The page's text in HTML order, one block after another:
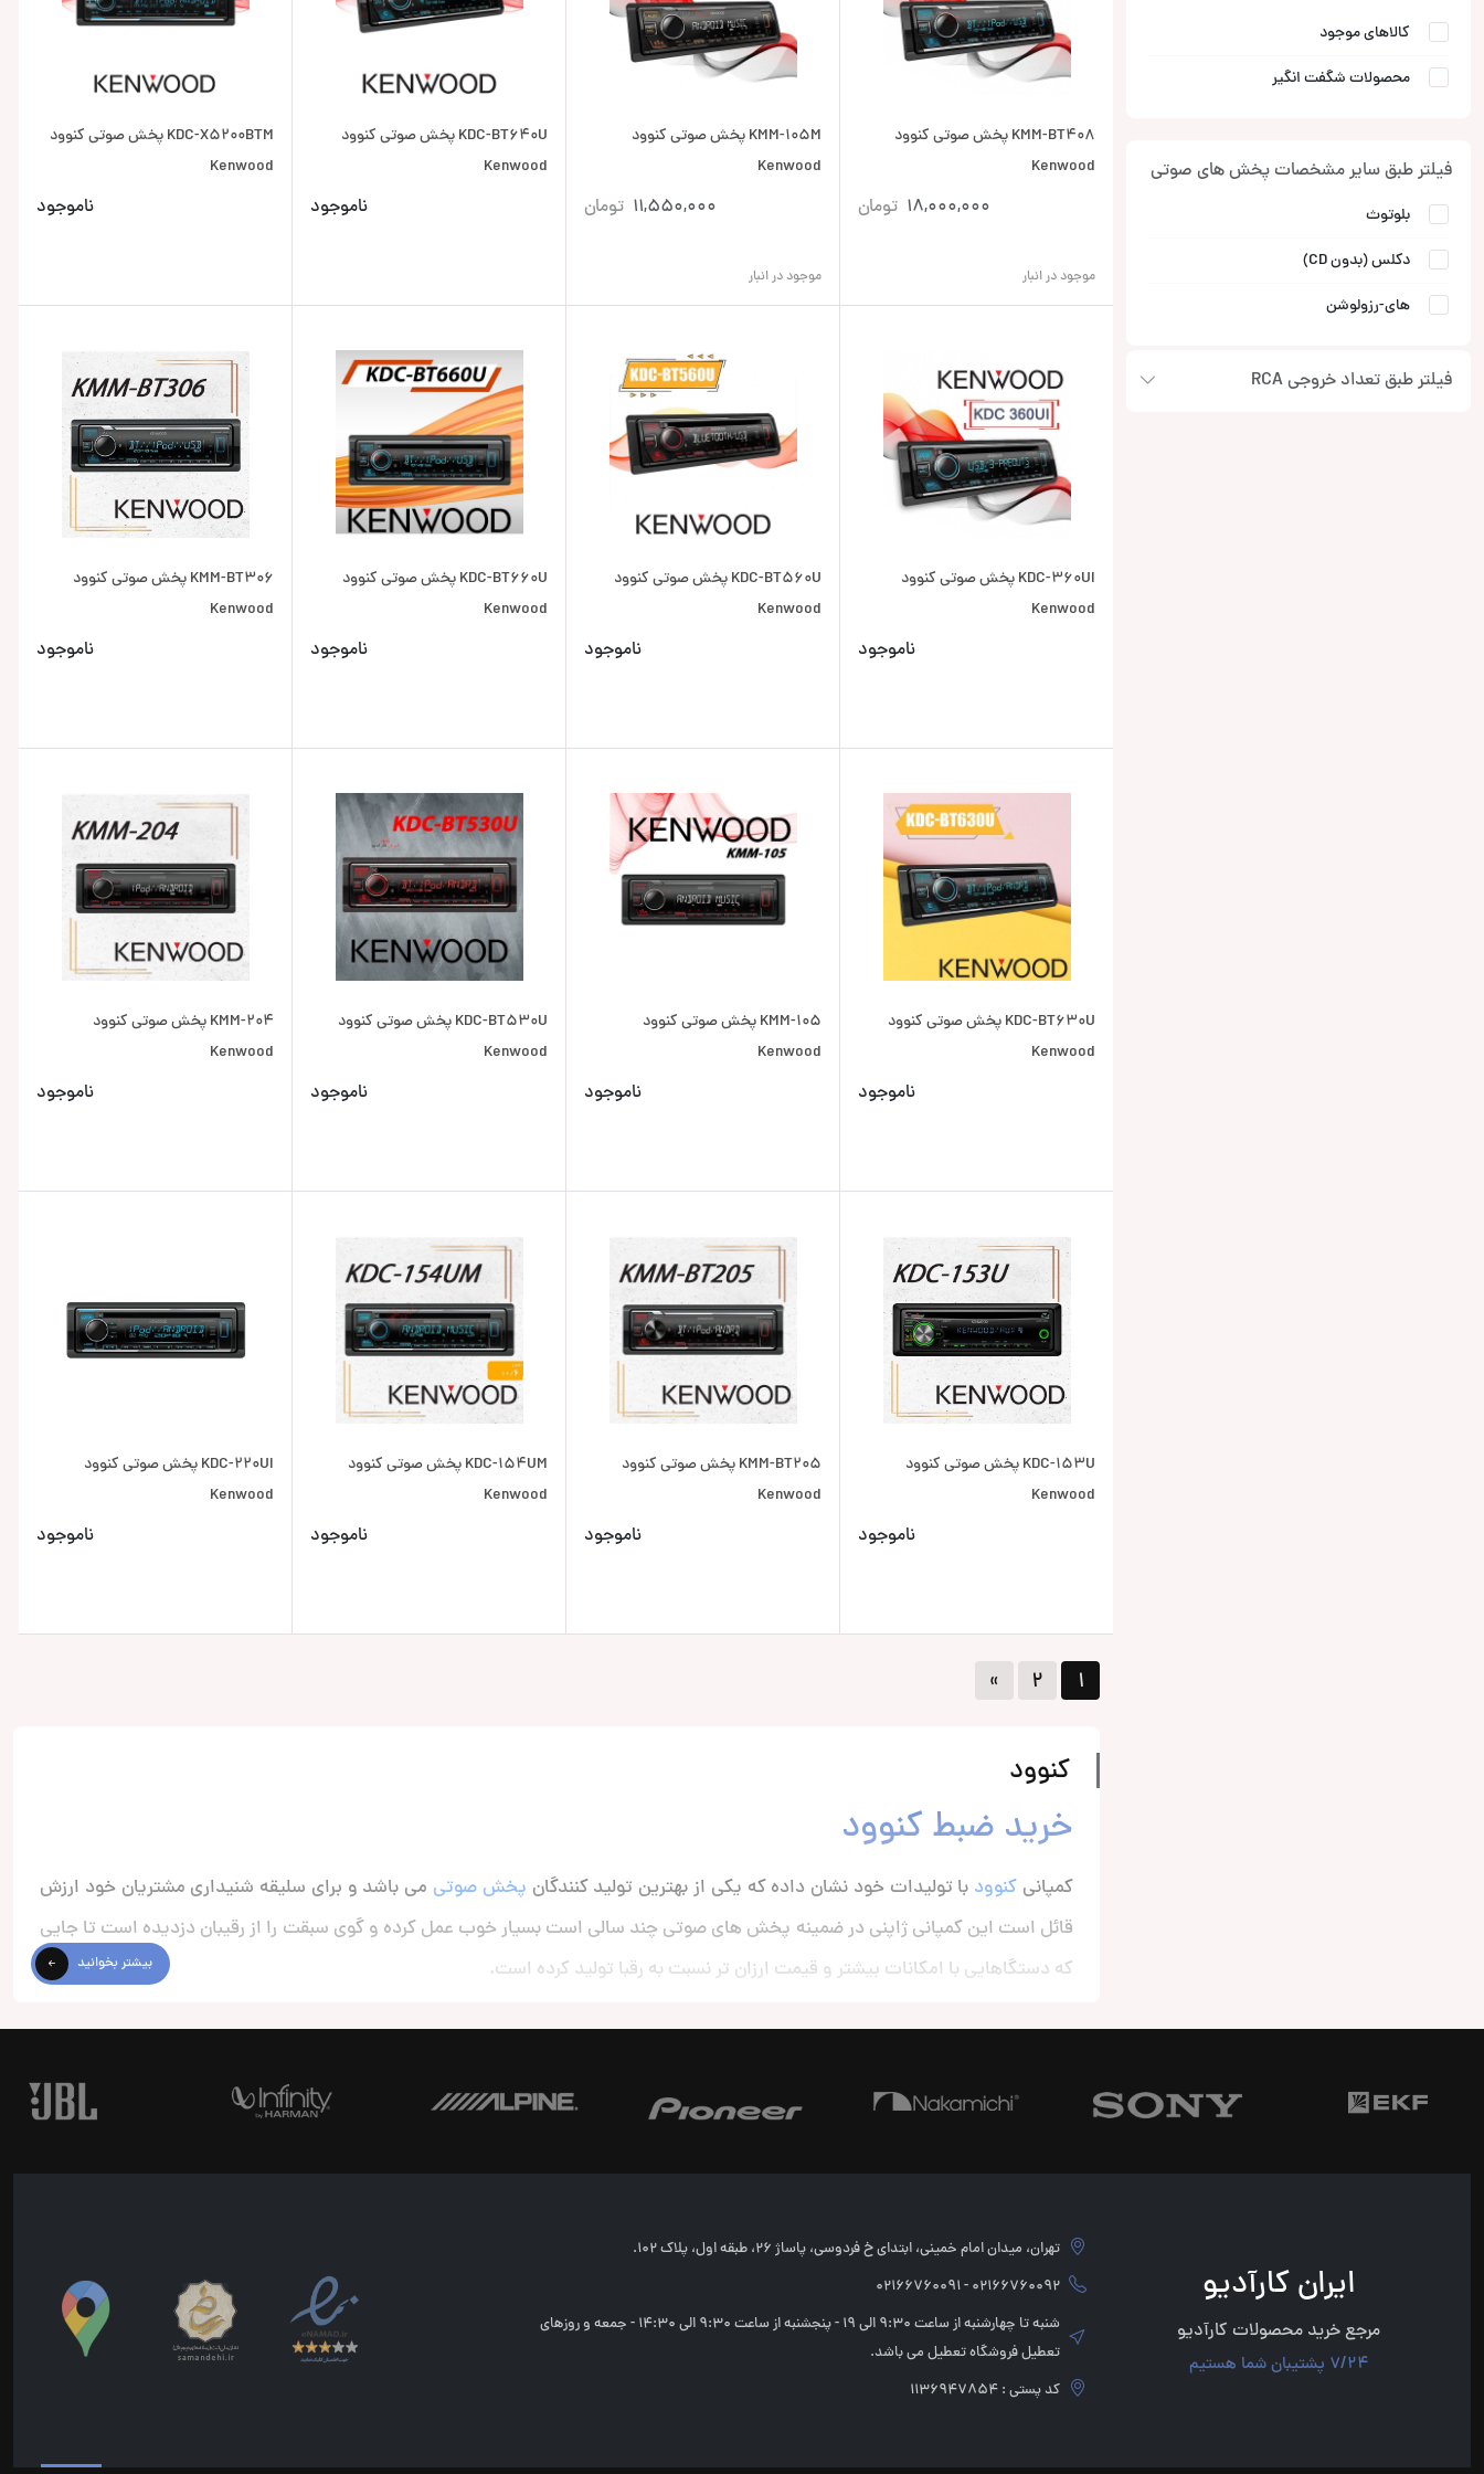
کالاهای موجود
محصولات شگفت انگیر
فیلتر طبق سایر مشخصات پخش های صوتی
بلوتوث
دکلس (بدون CD)
های-رزولوشن
فیلتر طبق تعداد خروجی RCA
KMM-BT408 پخش صوتی کنوود
Kenwood
18,000,000 تومان
موجود در انبار
KMM-105M پخش صوتی کنوود
Kenwood
11,550,000 تومان
موجود در انبار
KDC-BT640U پخش صوتی کنوود
Kenwood
ناموجود
KDC-X5200BTM پخش صوتی کنوود
Kenwood
ناموجود
KDC-360UI پخش صوتی کنوود
Kenwood
ناموجود
KDC-BT560U پخش صوتی کنوود
Kenwood
ناموجود
KDC-BT660U پخش صوتی کنوود
Kenwood
ناموجود
KMM-BT306 پخش صوتی کنوود
Kenwood
ناموجود
KDC-BT630U پخش صوتی کنوود
Kenwood
ناموجود
KMM-105 پخش صوتی کنوود
Kenwood
ناموجود
KDC-BT530U پخش صوتی کنوود
Kenwood
ناموجود
KMM-204 پخش صوتی کنوود
Kenwood
ناموجود
KDC-153U پخش صوتی کنوود
Kenwood
ناموجود
KMM-BT205 پخش صوتی کنوود
Kenwood
ناموجود
KDC-154UM پخش صوتی کنوود
Kenwood
ناموجود
KDC-220UI پخش صوتی کنوود
Kenwood
ناموجود
۱ ۲ »
کنوود
خرید ضبط کنوود
کمپانی کنوود با تولیدات خود نشان داده که یکی از بهترین تولید کنندگان پخش صوتی می باشد و برای سلیقه شنیداری مشتریان خود ارزش
قائل است این کمپانی ژاپنی در ضمینه پخش های صوتی چند سالی است بسیار خوب عمل کرده و گوی سبقت را از رقیبان دزدیده است تا جایی
که دستگاهایی با امکانات بیشتر و قیمت ارزان تر نسبت به رقبا تولید کرده است.
رنج کامل پخش های صوتی قدیمی و جدید کنوود را با قیمت ارزان تر از همه جا می توانید در
ایران کارادیوتهیه کنید.
بیشتر بخوانید
ایران کارآدیو
مرجع خرید محصولات کارآدیو
7/24 پشتیبان شما هستیم
تهران، میدان امام خمینی، ابتدای خ فردوسی، پاساژ 26، طبقه اول، پلاک 102.
02166760092 - 02166760091
شنبه تا چهارشنبه از ساعت 9:30 الی 19 - پنجشنبه از ساعت 9:30 الی 14:30 - جمعه و روزهای
تعطیل فروشگاه تعطیل می باشد.
کد پستی : 1136947854